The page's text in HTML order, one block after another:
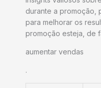
durante a promoção,
para melhorar os
promoção esteja, de
aumentar vendas
.